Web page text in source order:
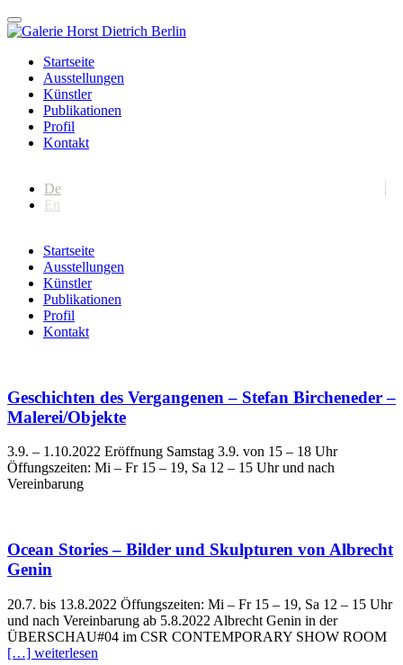
Startseite
Ausstellungen
Künstler
Publikationen
Profil
Kontakt
De
En
Startseite
Ausstellungen
Künstler
Publikationen
Profil
Kontakt
Geschichten des Vergangenen – Stefan Bircheneder –
Malerei/Objekte
3.9. – 1.10.2022 Eröffnung Samstag 3.9. von 15 – 18 Uhr
Öffungszeiten: Mi – Fr 15 – 19, Sa 12 – 15 Uhr und nach
Vereinbarung
Ocean Stories – Bilder und Skulpturen von Albrecht
Genin
20.7. bis 13.8.2022 Öffungszeiten: Mi – Fr 15 – 19, Sa 12 – 15 Uhr
und nach Vereinbarung ab 5.8.2022 Albrecht Genin in der
ÜBERSCHAU#04 im CSR CONTEMPORARY SHOW ROOM
[…] weiterlesen